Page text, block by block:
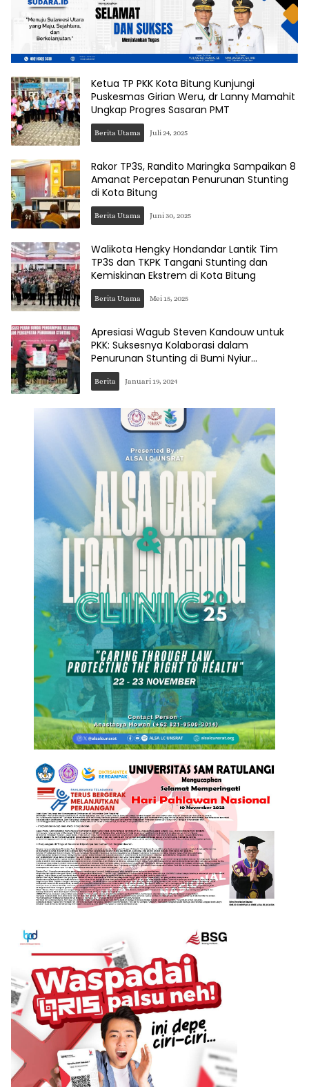
Ketua TP PKK Kota Bitung Kunjungi
Puskesmas Girian Weru, dr Lanny Mamahit
Ungkap Progres Sasaran PMT
Berita Utama Juli 24, 2025
Rakor TP3S, Randito Maringka Sampaikan 8
Amanat Percepatan Penurunan Stunting
di Kota Bitung
Berita Utama Juni 30, 2025
Walikota Hengky Hondandar Lantik Tim
TP3S dan TKPK Tangani Stunting dan
Kemiskinan Ekstrem di Kota Bitung
Berita Utama Mei 15, 2025
Apresiasi Wagub Steven Kandouw untuk
PKK: Suksesnya Kolaborasi dalam
Penurunan Stunting di Bumi Nyiur
Melambai
Berita Januari 19, 2024